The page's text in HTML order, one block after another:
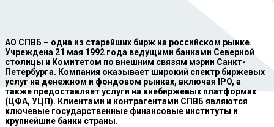
АО СПВБ – одна из старейших бирж на российском рынке.
Учреждена 21 мая 1992 года ведущими банками Северной
столицы и Комитетом по внешним связям мэрии Санкт-
Петербурга. Компания оказывает широкий спектр биржевых
услуг на денежном и фондовом рынках, включая IPO, а
также предоставляет услуги на внебиржевых платформах
(ЦФА, УЦП). Клиентами и контрагентами СПВБ являются
ключевые государственные финансовые институты и
крупнейшие банки страны.